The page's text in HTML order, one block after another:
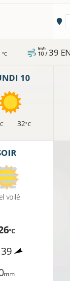
°C 10 /
km/h 39
10
32°C
voilé
°C
39
mm